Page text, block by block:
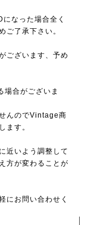
なった場合全く
ご了承下さい。
ございます、予め
場合がございま
んのでVintage商
ます。
近いよう調整して
方が変わることが
にお問い合わせく